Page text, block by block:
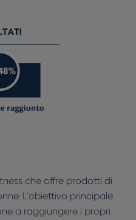
che offre prodotti di
L'obiettivo principale
a raggiungere i propri